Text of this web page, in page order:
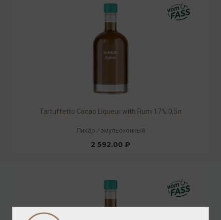
Tartuffetto Cacao Liqueur with Rum 17% 0,5л
Ликёр / эмульсионный
2 592.00 ₽